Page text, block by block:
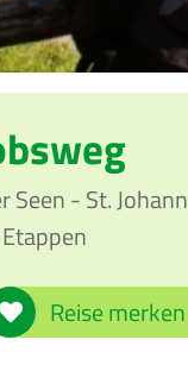
Seen - St. Johann